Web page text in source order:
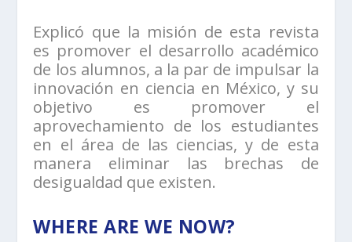
Explicó que la misión de esta revista
es promover el desarrollo académico
de los alumnos, a la par de impulsar la
innovación en ciencia en México, y su
objetivo es promover el
aprovechamiento de los estudiantes
en el área de las ciencias, y de esta
manera eliminar las brechas de
desigualdad que existen.
WHERE ARE WE NOW?